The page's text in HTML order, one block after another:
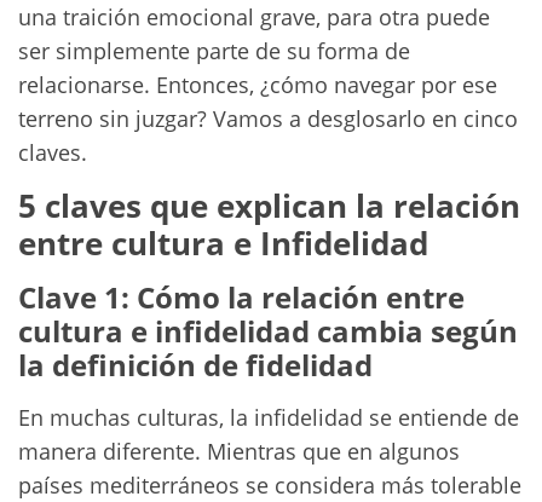
una traición emocional grave, para otra puede
ser simplemente parte de su forma de
relacionarse. Entonces, ¿cómo navegar por ese
terreno sin juzgar? Vamos a desglosarlo en cinco
claves.
5 claves que explican la relación
entre cultura e Infidelidad
Clave 1: Cómo la relación entre
cultura e infidelidad cambia según
la definición de fidelidad
En muchas culturas, la infidelidad se entiende de
manera diferente. Mientras que en algunos
países mediterráneos se considera más tolerable